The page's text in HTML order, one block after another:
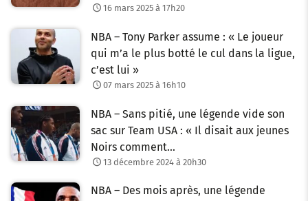
16 mars 2025 à 17h20
NBA – Tony Parker assume : « Le joueur
qui m’a le plus botté le cul dans la ligue,
c’est lui »
07 mars 2025 à 16h10
NBA – Sans pitié, une légende vide son
sac sur Team USA : « Il disait aux jeunes
Noirs comment…
13 décembre 2024 à 20h30
NBA – Des mois après, une légende